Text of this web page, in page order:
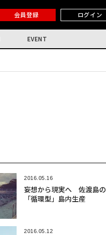
会員登録 ログイン
EVENT
2016.05.16
妄想から現実へ 佐渡島の
「循環型」島内生産
2016.05.12